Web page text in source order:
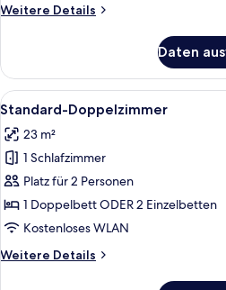
Weitere Details
Weitere
Daten
Alle
Fotos
für
Standard-
Doppelzimmer
anzeigen
12
Standard-Doppelzimmer
23 m²
1 Schlafzimmer
Platz für 2 Personen
1 Doppelbett ODER 2 Einzelbetten
Kostenloses WLAN
Weitere Details
Weitere